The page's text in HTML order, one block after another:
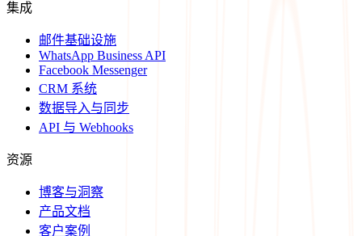
集成
邮件基础设施
WhatsApp Business API
Facebook Messenger
CRM 系统
数据导入与同步
API 与 Webhooks
资源
博客与洞察
产品文档
客户案例